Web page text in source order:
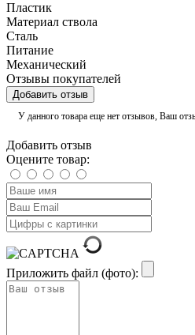
Пластик
Материал ствола
Сталь
Питание
Механический
Отзывы покупателей
Добавить отзыв
У данного товара еще нет отзывов, Ваш
Добавить отзыв
Оцените товар:
Приложить файл (фото):